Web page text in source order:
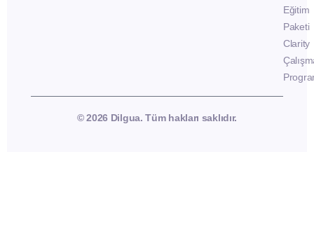
Eğitim
Paketi
Clarity
© 2026 Dilgua. Tüm hakları saklıdır.